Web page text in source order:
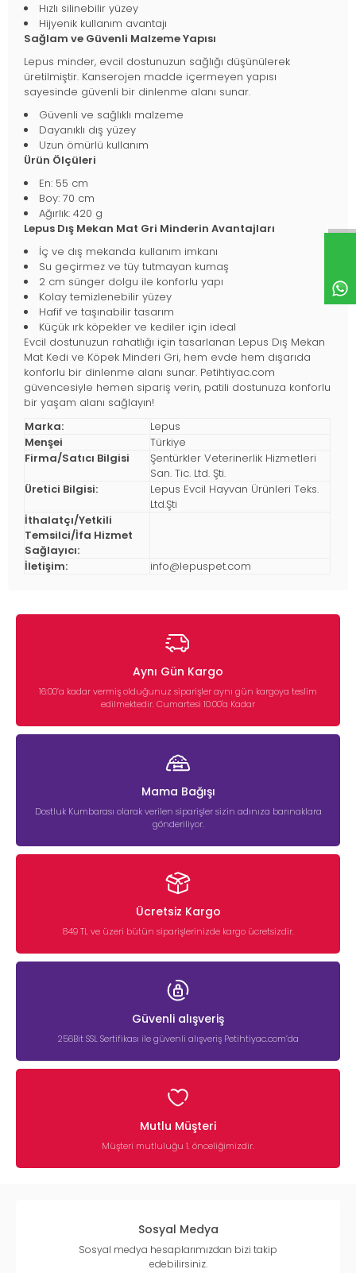
Hızlı silinebilir yüzey
Hijyenik kullanım avantajı
Sağlam ve Güvenli Malzeme Yapısı
Lepus minder, evcil dostunuzun sağlığı düşünülerek
üretilmiştir. Kanserojen madde içermeyen yapısı
sayesinde güvenli bir dinlenme alanı sunar.
Güvenli ve sağlıklı malzeme
Dayanıklı dış yüzey
Uzun ömürlü kullanım
Ürün Ölçüleri
En: 55 cm
Boy: 70 cm
Ağırlık: 420 g
Lepus Dış Mekan Mat Gri Minderin Avantajları
İç ve dış mekanda kullanım imkanı
Su geçirmez ve tüy tutmayan kumaş
2 cm sünger dolgu ile konforlu yapı
Kolay temizlenebilir yüzey
Hafif ve taşınabilir tasarım
Küçük ırk köpekler ve kediler için ideal
Evcil dostunuzun rahatlığı için tasarlanan Lepus Dış Mekan
Mat Kedi ve Köpek Minderi Gri, hem evde hem dışarıda
konforlu bir dinlenme alanı sunar. Petihtiyac.com
güvencesiyle hemen sipariş verin, patili dostunuza konforlu
bir yaşam alanı sağlayın!
Marka:
Lepus
Menşei
Türkiye
Firma/Satıcı Bilgisi
Şentürkler Veterinerlik Hizmetleri
San. Tic. Ltd. Şti.
Üretici Bilgisi:
Lepus Evcil Hayvan Ürünleri Teks.
Ltd.Şti
İthalatçı/Yetkili
Temsilci/İfa Hizmet
Sağlayıcı:
İletişim:
info@lepuspet.com
Aynı Gün Kargo
16:00’a kadar vermiş olduğunuz siparişler aynı gün kargoya teslim
edilmektedir. Cumartesi 10:00'a Kadar
Mama Bağışı
Dostluk Kumbarası olarak verilen siparişler sizin adınıza barınaklara
gönderiliyor.
Ücretsiz Kargo
849 TL ve üzeri bütün siparişlerinizde kargo ücretsizdir.
Güvenli alışveriş
256Bit SSL Sertifikası ile güvenli alışveriş Petihtiyac.com’da
Mutlu Müşteri
Müşteri mutluluğu 1. önceliğimizdir.
Sosyal Medya
Sosyal medya hesaplarımızdan bizi takip
edebilirsiniz.